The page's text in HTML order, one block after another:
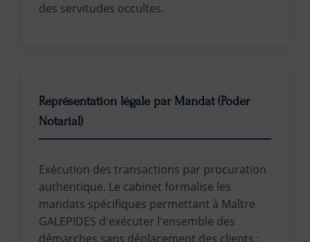
des servitudes occultes.
Représentation légale par Mandat (Poder
Notarial)
Exécution des transactions par procuration
authentique. Le cabinet formalise les
mandats spécifiques permettant à Maître
GALEPIDES d'exécuter l'ensemble des
démarches sans déplacement des clients :